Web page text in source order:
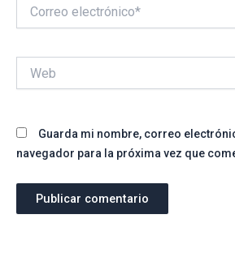
electrónico*
Guarda mi nombre, correo
navegador para la próxima vez que